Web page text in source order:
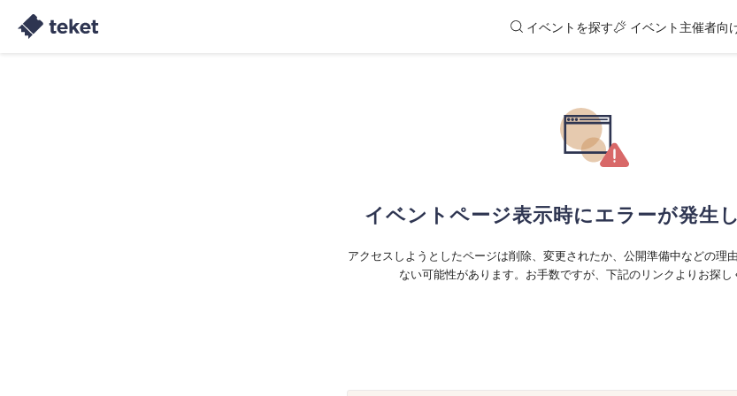
イベントを探す イベント主催者向
イベントページ表示時にエラーが発生
アクセスしようとしたページは削除、変更されたか、公開準備中などの理
ない可能性があります。お手数ですが、下記のリンクよりお探し